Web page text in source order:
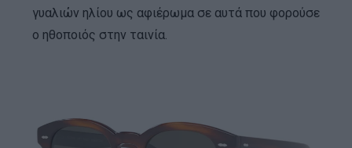
γυαλιών ηλίου ως αφιέρωμα σε αυτά που φορούσε
ο ηθοποιός στην ταινία.